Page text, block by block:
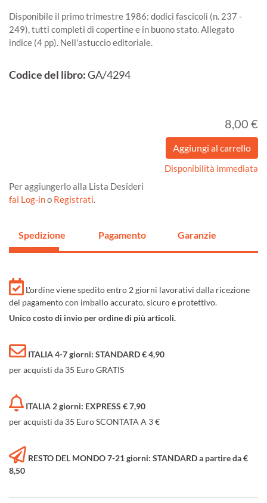
Disponibile il primo trimestre 1986: dodici fascicoli (n. 237 -
249), tutti completi di copertine e in buono stato. Allegato
indice (4 pp). Nell'astuccio editoriale.
Codice del libro:GA/4294
8,00 €
Disponibilità immediata
Per aggiungerlo alla Lista Desideri
fai Log-ino Registrati.
Spedizione Pagamento Garanzie
L'ordine viene spedito entro 2 giorni lavorativi dalla ricezione
del pagamento con imballo accurato, sicuro e protettivo.
Unico costo di invio per ordine di più articoli.
ITALIA 4-7 giorni: STANDARD € 4,90
per acquisti da 35 Euro GRATIS
ITALIA 2 giorni: EXPRESS € 7,90
per acquisti da 35 Euro SCONTATA A 3 €
RESTO DEL MONDO 7-21 giorni: STANDARD a partire da €
8,50